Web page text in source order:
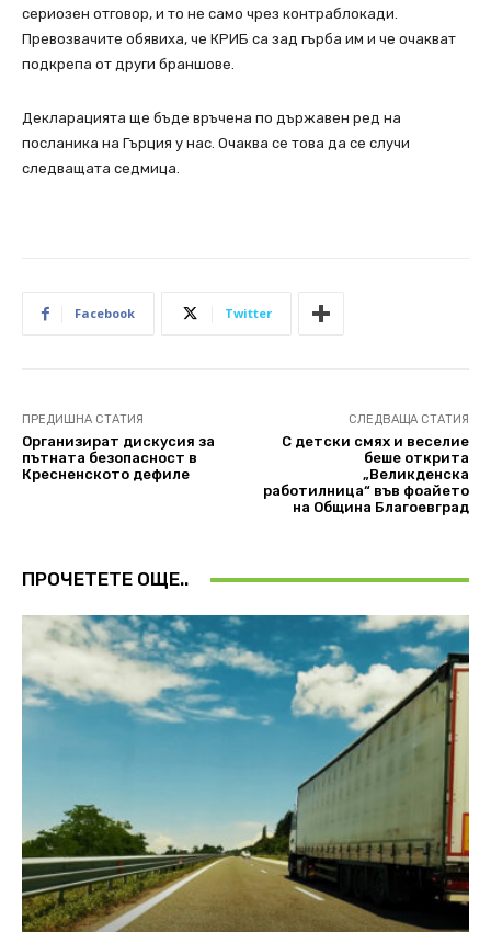
сериозен отговор, и то не само чрез контраблокади.
Превозвачите обявиха, че КРИБ са зад гърба им и че очакват
подкрепа от други браншове.
Декларацията ще бъде връчена по държавен ред на
посланика на Гърция у нас. Очаква се това да се случи
следващата седмица.
Facebook Twitter
ПРЕДИШНА СТАТИЯ
Oрганизират дискусия за
пътната безопасност в
Кресненското дефиле
СЛЕДВАЩА СТАТИЯ
С детски смях и веселие
беше открита
„Великденска
работилница“ във фоайето
на Община Благоевград
ПРОЧЕТЕТЕ ОЩЕ..